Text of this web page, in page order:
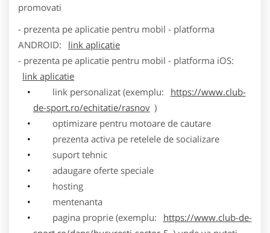
promovati
- prezenta pe aplicatie pentru mobil - platforma
ANDROID:
link aplicatie
- prezenta pe aplicatie pentru mobil - platforma iOS:
link aplicatie
link personalizat (exemplu:
https://www.club-
de-sport.ro/echitatie/rasnov )
optimizare pentru motoare de cautare
prezenta activa pe retelele de socializare
suport tehnic
adaugare oferte speciale
hosting
mentenanta
pagina proprie (exemplu:
https://www.club-de-